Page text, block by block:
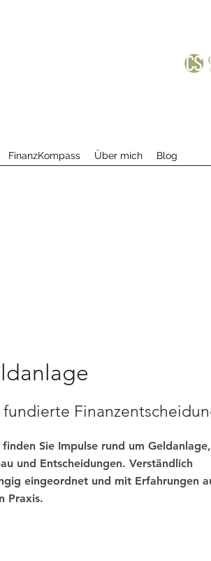
FinanzKompass Über mich Blog
Sie Impulse rund um Geldanlage,
und Entscheidungen. Verständlich
eingeordnet und mit Erfahrungen
Praxis.